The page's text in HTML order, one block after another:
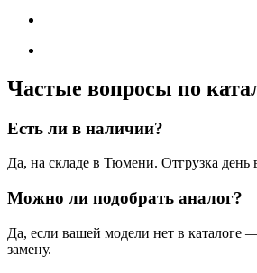
Частые вопросы по
Есть ли в наличии?
Да, на складе в Тюмени. Отгрузка день
Можно ли подобрать аналог?
Да, если вашей модели нет в каталоге
замену.